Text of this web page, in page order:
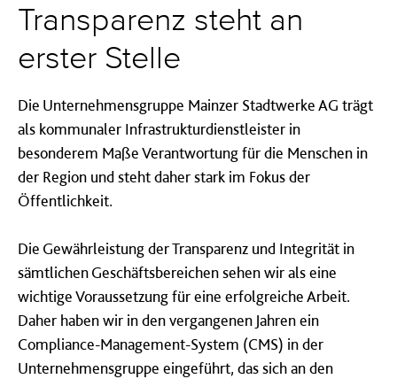
Transparenz steht an
erster Stelle
Die Unternehmensgruppe Mainzer Stadtwerke AG trägt
als kommunaler Infrastrukturdienstleister in
besonderem Maße Verantwortung für die Menschen in
der Region und steht daher stark im Fokus der
Öffentlichkeit.
Die Gewährleistung der Transparenz und Integrität in
sämtlichen Geschäftsbereichen sehen wir als eine
wichtige Voraussetzung für eine erfolgreiche Arbeit.
Daher haben wir in den vergangenen Jahren ein
Compliance-Management-System (CMS) in der
Unternehmensgruppe eingeführt, das sich an den